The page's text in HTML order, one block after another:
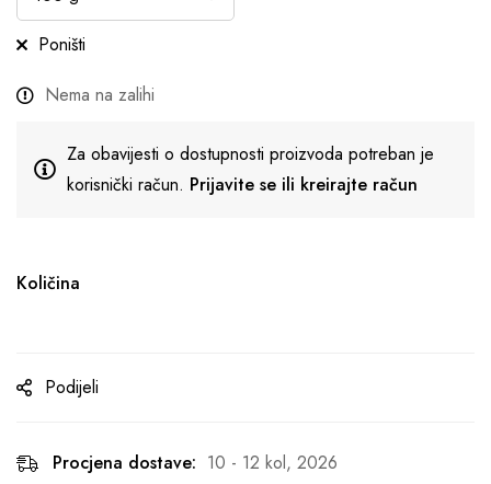
Poništi
Nema na zalihi
Za obavijesti o dostupnosti proizvoda potreban je
korisnički račun. Prijavite se ili kreirajte račun
Količina
Podijeli
Procjena dostave: 10 - 12 kol, 2026